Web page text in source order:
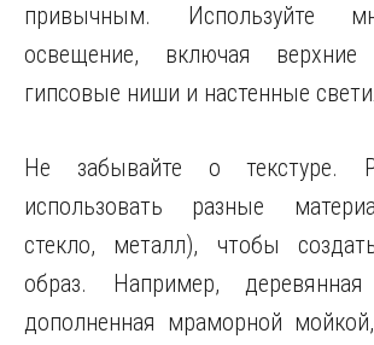
привычным. Используйте
освещение, включая верхние
гипсовые ниши и настенные
Не забывайте о текстуре.
использовать разные
стекло, металл), чтобы
образ. Например, деревянная
дополненная мраморной